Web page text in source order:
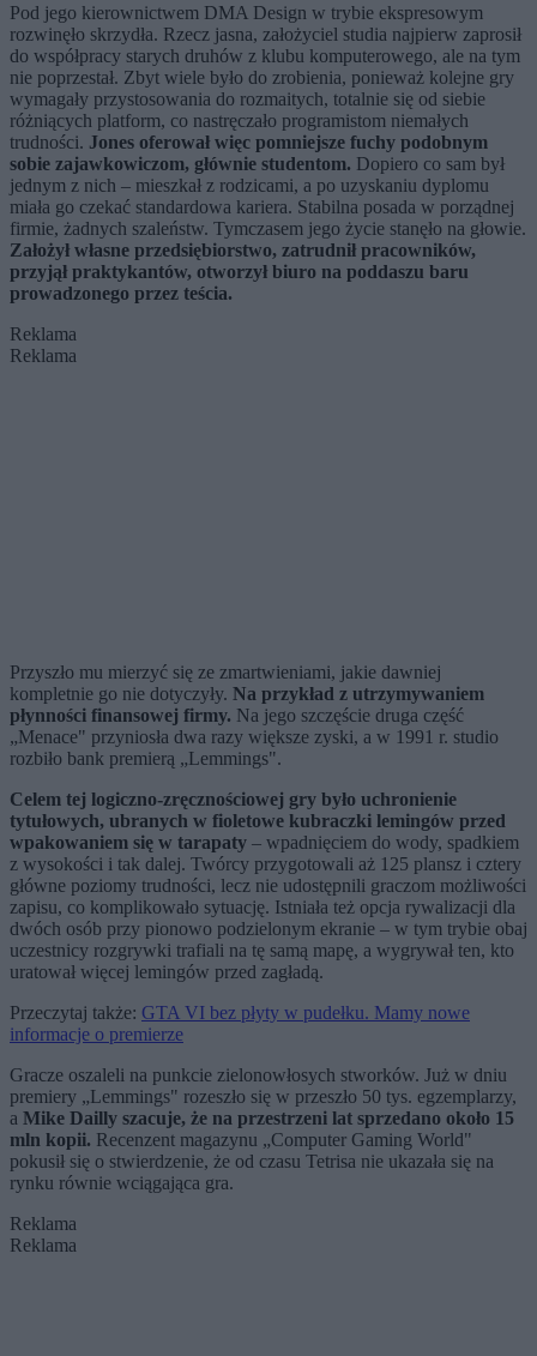
Pod jego kierownictwem DMA Design w trybie ekspresowym
rozwinęło skrzydła. Rzecz jasna, założyciel studia najpierw zaprosił
do współpracy starych druhów z klubu komputerowego, ale na tym
nie poprzestał. Zbyt wiele było do zrobienia, ponieważ kolejne gry
wymagały przystosowania do rozmaitych, totalnie się od siebie
różniących platform, co nastręczało programistom niemałych
trudności. Jones oferował więc pomniejsze fuchy podobnym
sobie zajawkowiczom, głównie studentom. Dopiero co sam był
jednym z nich – mieszkał z rodzicami, a po uzyskaniu dyplomu
miała go czekać standardowa kariera. Stabilna posada w porządnej
firmie, żadnych szaleństw. Tymczasem jego życie stanęło na głowie.
Założył własne przedsiębiorstwo, zatrudnił pracowników,
przyjął praktykantów, otworzył biuro na poddaszu baru
prowadzonego przez teścia.
Reklama
Reklama
Przyszło mu mierzyć się ze zmartwieniami, jakie dawniej
kompletnie go nie dotyczyły. Na przykład z utrzymywaniem
płynności finansowej firmy. Na jego szczęście druga część
„Menace" przyniosła dwa razy większe zyski, a w 1991 r. studio
rozbiło bank premierą „Lemmings".
Celem tej logiczno-zręcznościowej gry było uchronienie
tytułowych, ubranych w fioletowe kubraczki lemingów przed
wpakowaniem się w tarapaty – wpadnięciem do wody, spadkiem
z wysokości i tak dalej. Twórcy przygotowali aż 125 plansz i cztery
główne poziomy trudności, lecz nie udostępnili graczom możliwości
zapisu, co komplikowało sytuację. Istniała też opcja rywalizacji dla
dwóch osób przy pionowo podzielonym ekranie – w tym trybie obaj
uczestnicy rozgrywki trafiali na tę samą mapę, a wygrywał ten, kto
uratował więcej lemingów przed zagładą.
Przeczytaj także: GTA VI bez płyty w pudełku. Mamy nowe
informacje o premierze
Gracze oszaleli na punkcie zielonowłosych stworków. Już w dniu
premiery „Lemmings" rozeszło się w przeszło 50 tys. egzemplarzy,
a Mike Dailly szacuje, że na przestrzeni lat sprzedano około 15
mln kopii. Recenzent magazynu „Computer Gaming World"
pokusił się o stwierdzenie, że od czasu Tetrisa nie ukazała się na
rynku równie wciągająca gra.
Reklama
Reklama